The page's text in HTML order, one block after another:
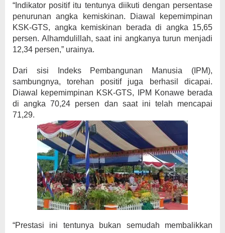
“Indikator positif itu tentunya diikuti dengan persentase
penurunan angka kemiskinan. Diawal kepemimpinan
KSK-GTS, angka kemiskinan berada di angka 15,65
persen. Alhamdulillah, saat ini angkanya turun menjadi
12,34 persen,” urainya.
Dari sisi Indeks Pembangunan Manusia (IPM),
sambungnya, torehan positif juga berhasil dicapai.
Diawal kepemimpinan KSK-GTS, IPM Konawe berada
di angka 70,24 persen dan saat ini telah mencapai
71,29.
“Prestasi ini tentunya bukan semudah membalikkan